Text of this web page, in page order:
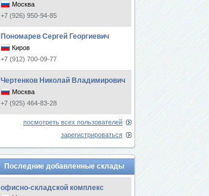
Москва
+7 (926) 950-94-85
Пономарев Сергей Георгиевич
Киров
+7 (912) 700-09-77
Чертенков Николай Владимирович
Москва
+7 (925) 464-83-28
посмотреть всех пользователей
зарегистрироваться
Последние добавленные склады
офисно-складской комплекс